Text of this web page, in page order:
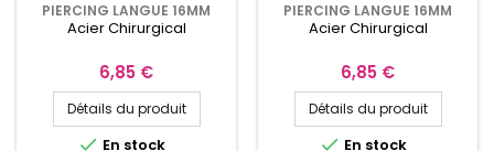
PIERCING LANGUE 16MM
FEUILLE DE CANNABIS SUR
Acier Chirurgical
Prix
6,85 €
Détails du produit
 En stock
PIERCING LANGUE 16MM
TÊTE DE MORT SUR PALET
Acier Chirurgical
Prix
6,85 €
Détails du produit
 En stock